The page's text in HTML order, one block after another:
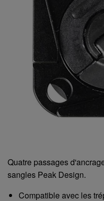
Quatre passages
sangles Peak Design.
Compatible avec les